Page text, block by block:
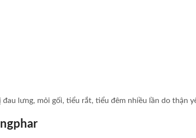
lưng, mỏi gối, tiểu rắt, tiểu đêm nhiều lần do thận